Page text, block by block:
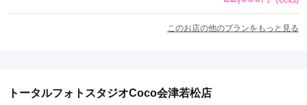
このお店の他のプランをもっと見る
トータルフォトスタジオCoco会津若松店